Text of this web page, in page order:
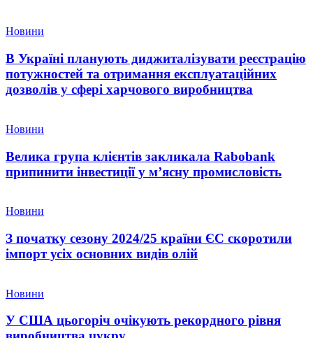
Новини
В Україні планують диджиталізувати реєстрацію
потужностей та отримання експлуатаційних
дозволів у сфері харчового виробництва
Новини
Велика група клієнтів закликала Rabobank
припинити інвестиції у м’ясну промисловість
Новини
З початку сезону 2024/25 країни ЄС скоротили
імпорт усіх основних видів олій
Новини
У США цьогоріч очікують рекордного рівня